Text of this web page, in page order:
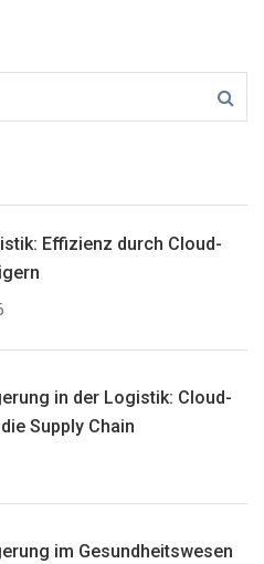
Effizienz durch Cloud-
in der Logistik: Cloud-
Supply Chain
im Gesundheitswesen